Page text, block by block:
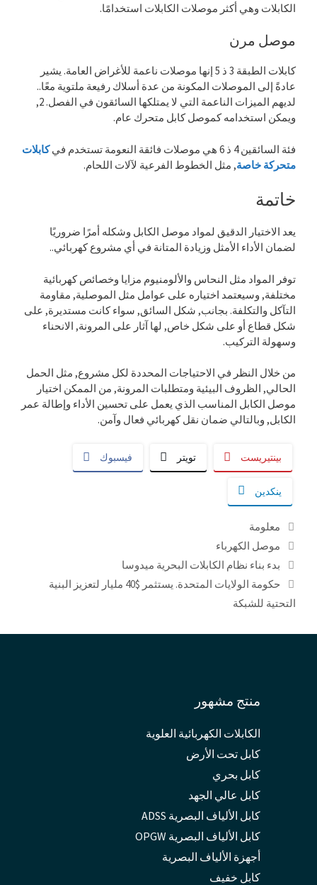
الكابلات وهي أكثر موصلات الكابلات استخدامًا.
موصل مرن
كابلات الطبقة 3 ذ 5 إنها موصلات ناعمة للأغراض العامة. يشير
عادةً إلى الموصلات المكونة من عدة أسلاك رفيعة ملتوية معًا..
لديهم الميزات الناعمة التي لا يمتلكها السائقون في الفصل. 2,
ويمكن استخدامه كموصل كابل متحرك عام.
فئة السائقين 4 ذ 6 هي موصلات فائقة النعومة تستخدم في
كابلات
متحركة خاصة, مثل الخطوط الفرعية لآلات اللحام.
خاتمة
يعد الاختيار الدقيق لمواد موصل الكابل وشكله أمرًا ضروريًا
لضمان الأداء الأمثل وزيادة المتانة في أي مشروع كهربائي..
توفر المواد مثل النحاس والألومنيوم مزايا وخصائص كهربائية
مختلفة, وسيعتمد اختياره على عوامل مثل الموصلية, مقاومة
التآكل والتكلفة. بجانب, شكل السائق, سواء كانت مستديرة, على
شكل قطاع أو على شكل خاص, لها آثار على المرونة, الانحناء
وسهولة التركيب.
من خلال النظر في الاحتياجات المحددة لكل مشروع, مثل الحمل
الحالي, الظروف البيئية ومتطلبات المرونة, من الممكن اختيار
موصل الكابل المناسب الذي يعمل على تحسين الأداء وإطالة عمر
الكابل, وبالتالي ضمان نقل كهربائي فعال وآمن.
فيسبوك تويتر بينتيريست
ينكدين
التصنيفات
معلومة
العلامات
موصل الكهرباء
بدء بناء نظام الكابلات البحرية ميدوسا
حكومة الولايات المتحدة. يستثمر $40 مليار لتعزيز البنية
التحتية للشبكة
منتج مشهور
الكابلات الكهربائية العلوية
كابل تحت الأرض
كابل بحري
كابل عالي الجهد
كابل الألياف البصرية ADSS
كابل الألياف البصرية OPGW
أجهزة الألياف البصرية
كابل خفيف